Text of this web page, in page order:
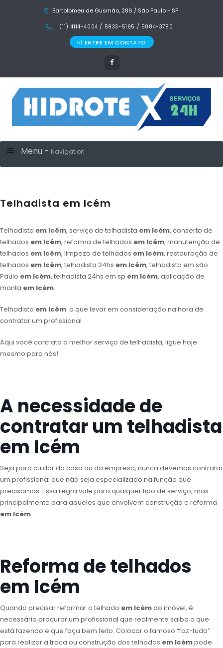
Bartolomeu de Gusmão, 286 / São Paulo - SP
(11) 4114-4004 / 5933-5165 / 5084-3780
ENTRE EM CONTATO
Menu - Navigation
Telhadista em Icém
Telhadista em Icém, serviço de telhadista em Icém, conserto de
telhados em Icém, reforma de telhados em Icém, manutenção de
telhados em Icém, limpeza de telhados em Icém, restauração de
telhados em Icém, telhadista 24hs em Icém, telhadista em são
Paulo em Icém, telhadista 24hs em sp em Icém, aplicação de
manta em Icém.
Telhadista em Icém: o que levar em consideração na hora de
contratar um profissional
Aqui você contrata o melhor serviço de telhadista, ligue hoje
mesmo para nós!
A necessidade de
contratar um telhadista
em Icém
Seja para cuidar da casa ou da empresa, nunca devemos contratar
um profissional que não seja especializado na função que
precisamos. Essa regra vale para qualquer tipo de serviço, mas
principalmente para aqueles que envolvem construção e reforma
em Icém.
Reforma de telhados
em Icém
Quando precisar reformar o telhado em Icémdo imóvel, é
necessário procurar um profissional que realmente saiba o que
está fazendo e que faça bem feito. Colocar o famoso “faz-tudo”
para realizar a troca ou construção dos telhados em Icémpode